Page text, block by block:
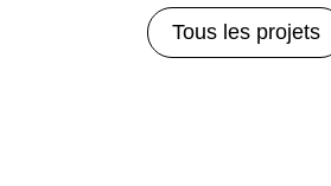
Tous les projets